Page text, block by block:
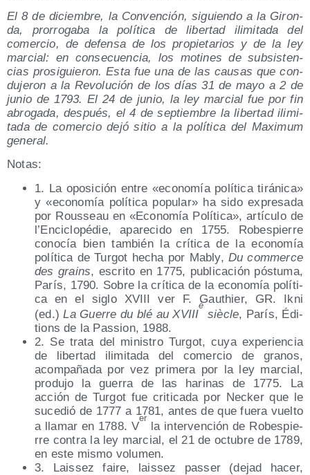
El 8 de diciem­bre, la Con­ven­ción, siguien­do a la Giron­
da, pro­rro­ga­ba la polí­ti­ca de liber­tad ili­mi­ta­da del
comer­cio, de defen­sa de los pro­pie­ta­rios y de la ley
mar­cial: en con­se­cuen­cia, los moti­nes de sub­sis­ten­
cias pro­si­guie­ron. Esta fue una de las cau­sas que con­
du­je­ron a la Revo­lu­ción de los días 31 de mayo a 2 de
junio de 1793. El 24 de junio, la ley mar­cial fue por fin
abro­ga­da, des­pués, el 4 de sep­tiem­bre la liber­tad ili­mi­
ta­da de comer­cio dejó sitio a la polí­ti­ca del Maxi­mum
general.
Notas:
1. La opo­si­ción entre «eco­no­mía polí­ti­ca tirá­ni­ca»
y «eco­no­mía polí­ti­ca popu­lar» ha sido expre­sa­da
por Rous­seau en «Eco­no­mía Polí­ti­ca», artícu­lo de
l’Enciclopédie, apa­re­ci­do en 1755. Robes­pie­rre
cono­cía bien tam­bién la crí­ti­ca de la eco­no­mía
polí­ti­ca de Tur­got hecha por Mably, Du com­mer­ce
des grains, escri­to en 1775, publi­ca­ción pós­tu­ma,
París, 1790. Sobre la crí­ti­ca de la eco­no­mía polí­ti­
ca en el siglo XVIII ver F. Gauthier, GR. Ikni
(ed.)La Gue­rre du blé au XVIII
è
siè­cle, París, Édi­
tions de la Pas­sion, 1988.
2. Se tra­ta del minis­tro Tur­got, cuya expe­rien­cia
de liber­tad ili­mi­ta­da del comer­cio de gra­nos,
acom­pa­ña­da por vez pri­me­ra por la ley mar­cial,
pro­du­jo la gue­rra de las hari­nas de 1775. La
acción de Tur­got fue cri­ti­ca­da por Nec­ker que le
suce­dió de 1777 a 1781, antes de que fue­ra vuel­to
a lla­mar en 1788. V
er
la inter­ven­ción de Robes­pie­
rre con­tra la ley mar­cial, el 21 de octu­bre de 1789,
en este mis­mo volumen.
3. Lais­sez fai­re, lais­sez pas­ser (dejad hacer,